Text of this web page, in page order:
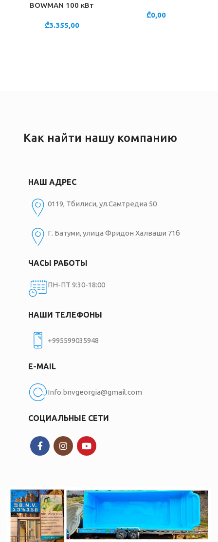
BOWMAN 100 кВт
₾3.355,00
₾0,00
Как найти нашу компанию
НАШ АДРЕС
0119, Тбилиси, ул.Самтредиа 50
Г. Батуми, улица Фридон Халваши 71б
ЧАСЫ РАБОТЫ
ПН-ПТ 9:30-18:00
НАШИ ТЕЛЕФОНЫ
+995599035948
E-MAIL
Info.bnvgeorgia@gmail.com
СОЦИАЛЬНЫЕ СЕТИ